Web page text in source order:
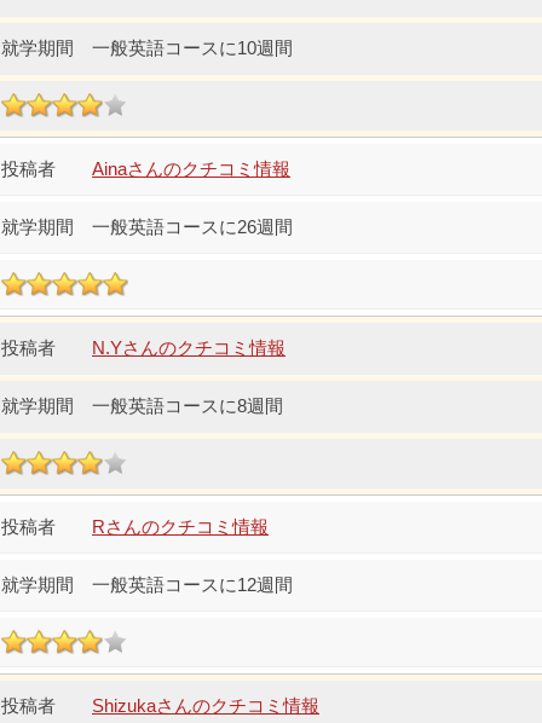
一般英語コースに10週間
Ainaさんのクチコミ情報
一般英語コースに26週間
N.Yさんのクチコミ情報
一般英語コースに8週間
Rさんのクチコミ情報
一般英語コースに12週間
Shizukaさんのクチコミ情報